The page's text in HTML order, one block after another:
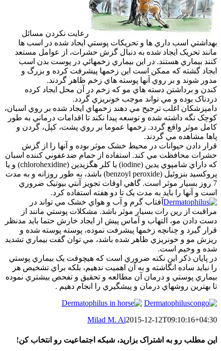
رعايت نکردن مسائل
بهداشتي اسب داري ها و تحريکات پوستي ايجاد شده در اسب ها
مانند تحريک ايجاد شده به دنبال گزش حشرات، از عوامل مستعد
کنند بيماري هستند. در اين بيماري زخمهائي در پوست بدن اسب
ايجاد گشته که ممکن است اين زخمها پيشرفت کرده و بزرگ و
مدور شوند و بر روي آنها پوسته هاي زخم ظاهر گردند.
کندن و برداشتن دسته هاي مو که زخم در آن محل ايجاد کرده
دردناک بوده و مي تواند موجب خونريزي گردد.
دامپزشکان اغلب ترجيح مي دهند زخمهاي ايجاد شده بر روي اسبان،
کوچک نگه داشته شده و توسعه پيدا نکند تا اقدامات درماني به طور
کامل موثر واقع گردد. زخمها عموما بر روي پشت، کپل، گردن و
پاها مشاهده مي گردند.
قرار دادن حيوانات در محيط خشک موثر بوده و آنها را از گزش
حشرات محافظت مي کند. استفاده از حمام ضدعفوني کننده اسبان
که داراي شامپوي يدين (iodine) يا کلر هگزيدين (chlorohexidine) و يا
پروکسيد بنزوئيل (benzoyl peroxide) باشد، به طور روزانه و به مدت
7 روز بسيار موثر است. گاهي اوقات تجويز آنتي بيوتيک ضروري
است و آنها را بايد به مدت يک تا دو هفته استفاده کرد.
آفتاب گرم و آب و هواي خشک مي تواند در
مراقبت از رين رات بسيار موثر باشد. مشکلات پوستي مانند از
دست دادن مو، التهاب و آماس پيش از ايجاد خارش حتما بايد مدنظر
قرار گيرد و چنانچه زخمها پيشرفت نموده، پوسته پوسته شده و
ريزش مو و خونريزي ظاهر شده باشد، مي توان گفت بيماري تشديد
شده و وخيم است.
در پايان ذکر اين نکته ضروري است که هيچوقت يک بيماري پوستي
را نبايد ساده انگاشته و به آن اهميت ندهيم، بلکه براي تشخيص هر
بيماري پوستي و درمان آن مطالعه و تحقيق و تفحص بيشتري نموده
تا بهترين روشهاي درمان و پيشگيري را انجام دهيم .
Milad M. Al2015-12-12T09:10:16+04:30
این مطلب رو به اشتراک بزارید، شبکه اجتماعیت رو انتخاب کن!